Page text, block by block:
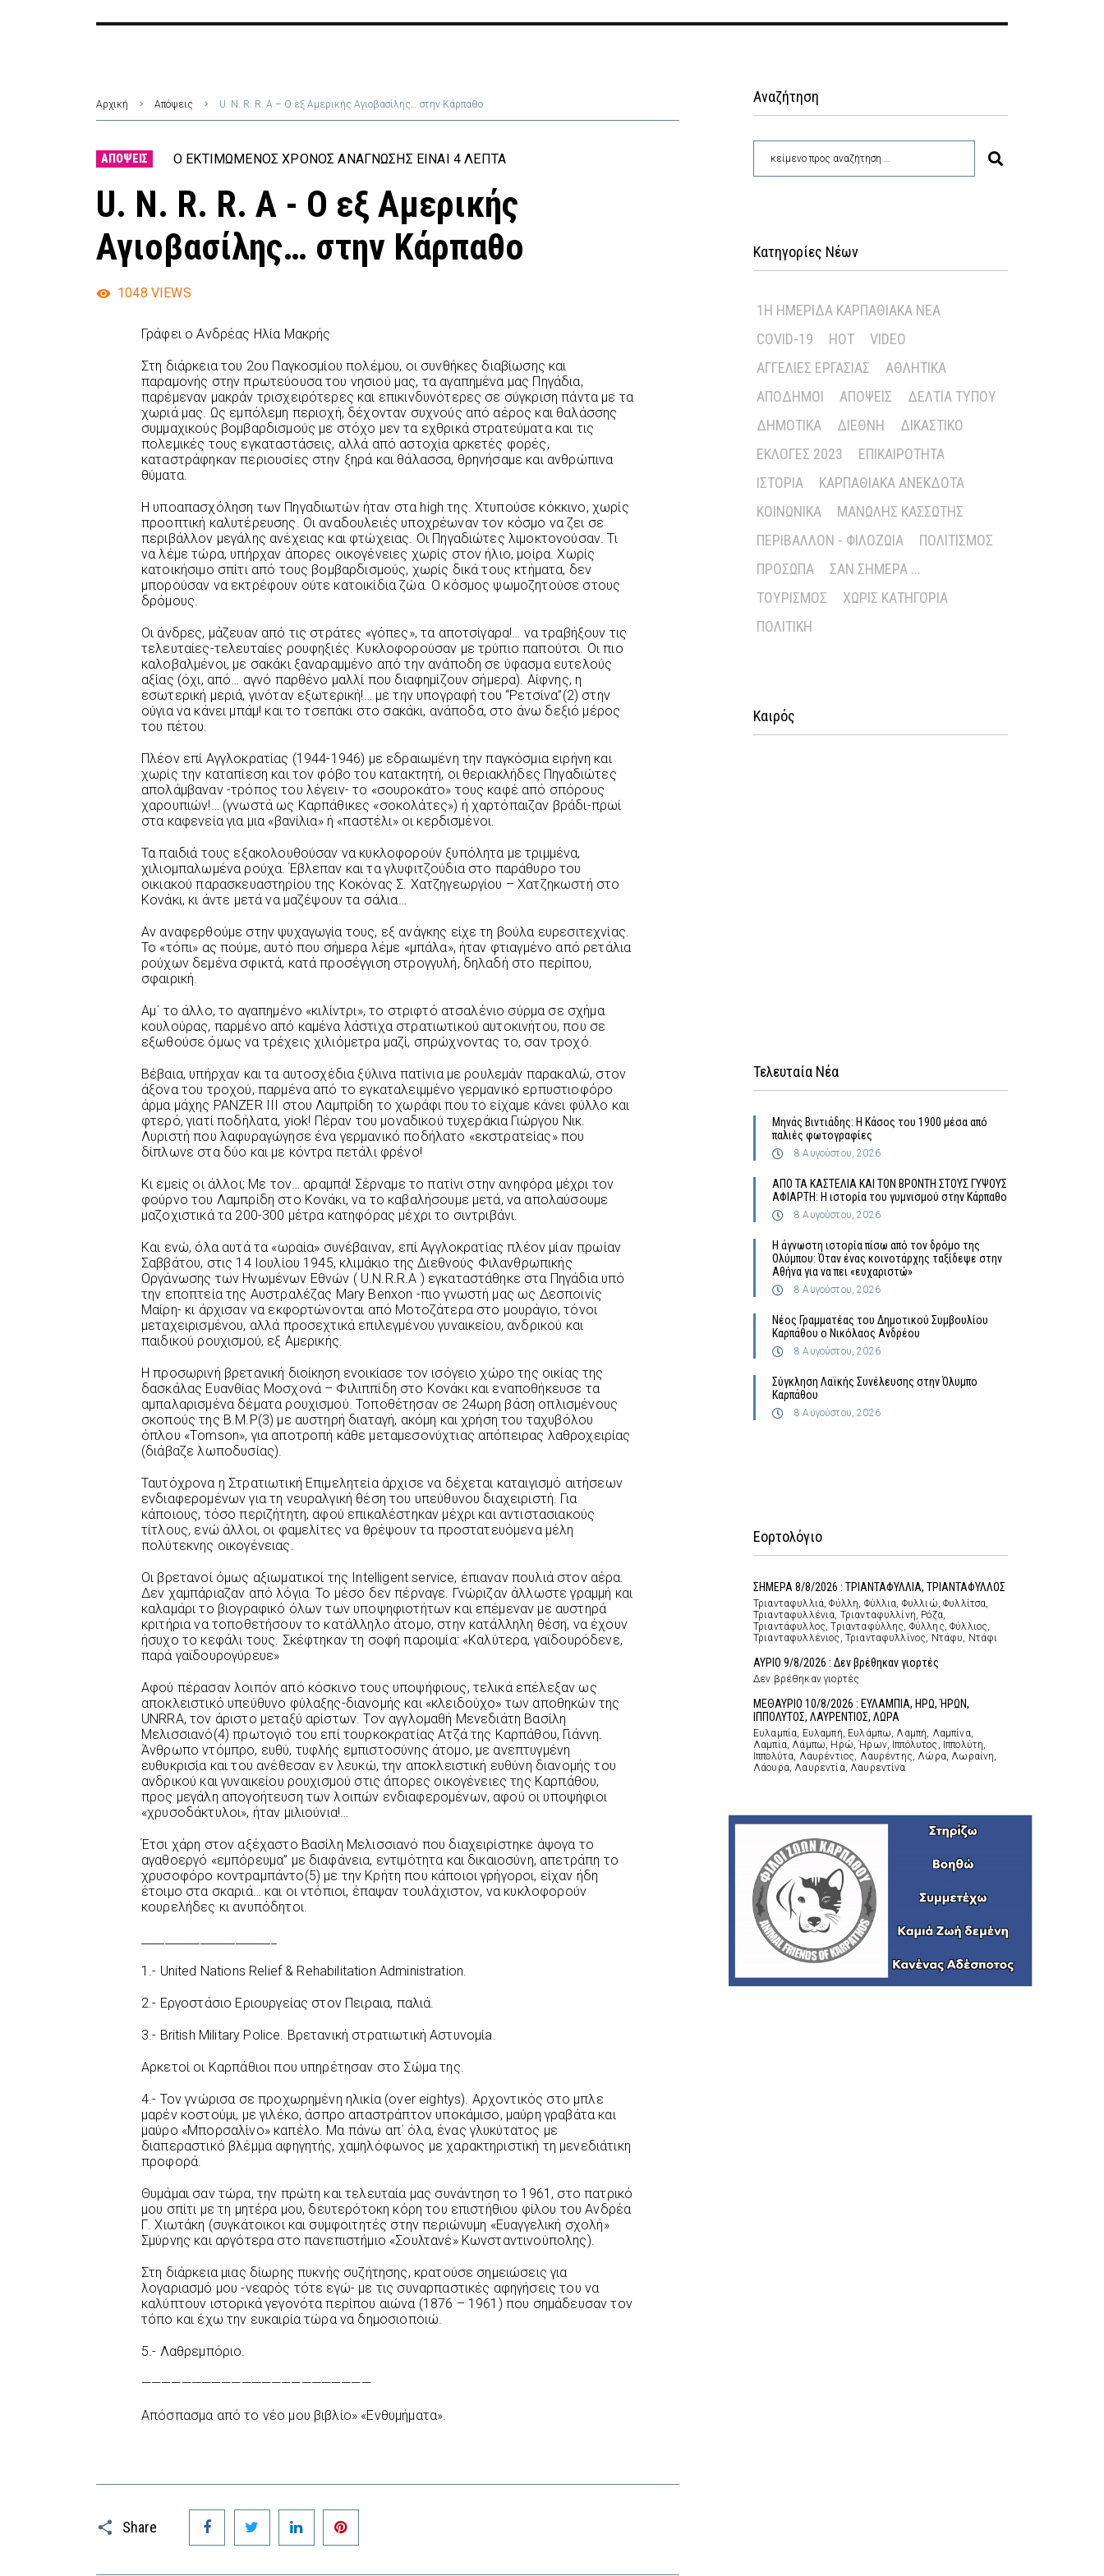
Αρχική Απόψεις U. Ν. R. R. Α – Ο εξ Αμερικής Αγιοβασίλης… στην Κάρπαθο
ΑΠΌΨΕΙΣ Ο ΕΚΤΙΜΏΜΕΝΟΣ ΧΡΌΝΟΣ ΑΝΆΓΝΩΣΗΣ ΕΊΝΑΙ 4 ΛΕΠΤΆ
U. Ν. R. R. Α - Ο εξ Αμερικής
Αγιοβασίλης… στην Κάρπαθο
1048 VIEWS
Γράφει ο Ανδρέας Ηλία Μακρής
Στη διάρκεια του 2ου Παγκοσμίου πολέμου, οι συνθήκες διαβίωσης και
παραμονής στην πρωτεύουσα του νησιού μας, τα αγαπημένα μας Πηγάδια,
παρέμεναν μακράν τρισχειρότερες και επικινδυνότερες σε σύγκριση πάντα με τα
χωριά μας. Ως εμπόλεμη περιοχή, δέχονταν συχνούς από αέρος και θαλάσσης
συμμαχικούς βομβαρδισμούς με στόχο μεν τα εχθρικά στρατεύματα και τις
πολεμικές τους εγκαταστάσεις, αλλά από αστοχία αρκετές φορές,
καταστράφηκαν περιουσίες στην ξηρά και θάλασσα, θρηνήσαμε και ανθρώπινα
θύματα.
Η υποαπασχόληση των Πηγαδιωτών ήταν στα high της. Χτυπούσε κόκκινο, χωρίς
προοπτική καλυτέρευσης. Οι αναδουλειές υποχρέωναν τον κόσμο να ζει σε
περιβάλλον μεγάλης ανέχειας και φτώχειας. Οι Πηγαδιώτες λιμοκτονούσαν. Τι
να λέμε τώρα, υπήρχαν άπορες οικογένειες χωρίς στον ήλιο, μοίρα. Χωρίς
κατοικήσιμο σπίτι από τους βομβαρδισμούς, χωρίς δικά τους κτήματα, δεν
μπορούσαν να εκτρέφουν ούτε κατοικίδια ζώα. Ο κόσμος ψωμοζητούσε στους
δρόμους.
Οι άνδρες, μάζευαν από τις στράτες «γόπες», τα αποτσίγαρα!… να τραβήξουν τις
τελευταίες-τελευταίες ρουφηξιές. Κυκλοφορούσαν με τρύπιο παπούτσι. Οι πιο
καλοβαλμένοι, με σακάκι ξαναραμμένο από την ανάποδη σε ύφασμα ευτελούς
αξίας (όχι, από… αγνό παρθένο μαλλί που διαφημίζουν σήμερα). Αίφνης, η
εσωτερική μεριά, γινόταν εξωτερική!… με την υπογραφή του “Ρετσίνα”(2) στην
ούγια να κάνει μπάμ! και το τσεπάκι στο σακάκι, ανάποδα, στο άνω δεξιό μέρος
του πέτου.
Πλέον επί Αγγλοκρατίας (1944-1946) με εδραιωμένη την παγκόσμια ειρήνη και
χωρίς την καταπίεση και τον φόβο του κατακτητή, οι θεριακλήδες Πηγαδιώτες
απολάμβαναν -τρόπος του λέγειν- το «σουροκάτο» τους καφέ από σπόρους
χαρουπιών!… (γνωστά ως Καρπάθικες «σοκολάτες») ή χαρτόπαιζαν βράδι-πρωί
στα καφενεία για μια «βανίλια» ή «παστέλι» οι κερδισμένοι.
Τα παιδιά τους εξακολουθούσαν να κυκλοφορούν ξυπόλητα με τριμμένα,
χιλιομπαλωμένα ρούχα. Έβλεπαν και τα γλυφιτζούδια στο παράθυρο του
οικιακού παρασκευαστηρίου της Κοκόνας Σ. Χατζηγεωργίου – Χατζηκωστή στο
Κονάκι, κι άντε μετά να μαζέψουν τα σάλια…
Αν αναφερθούμε στην ψυχαγωγία τους, εξ ανάγκης είχε τη βούλα ευρεσιτεχνίας.
Το «τόπι» ας πούμε, αυτό που σήμερα λέμε «μπάλα», ήταν φτιαγμένο από ρετάλια
ρούχων δεμένα σφικτά, κατά προσέγγιση στρογγυλή, δηλαδή στο περίπου,
σφαιρική.
Αμ΄ το άλλο, το αγαπημένο «κιλίντρι», το στριφτό ατσαλένιο σύρμα σε σχήμα
κουλούρας, παρμένο από καμένα λάστιχα στρατιωτικού αυτοκινήτου, που σε
εξωθούσε όμως να τρέχεις χιλιόμετρα μαζί, σπρώχνοντας το, σαν τροχό.
Βέβαια, υπήρχαν και τα αυτοσχέδια ξύλινα πατίνια με ρουλεμάν παρακαλώ, στον
άξονα του τροχού, παρμένα από το εγκαταλειμμένο γερμανικό ερπυστιοφόρο
άρμα μάχης PANZER III στου Λαμπρίδη το χωράφι που το είχαμε κάνει φύλλο και
φτερό, γιατί ποδήλατα, yiok! Πέραν του μοναδικού τυχεράκια Γιώργου Νικ.
Λυριστή που λαφυραγώγησε ένα γερμανικό ποδήλατο «εκστρατείας» που
δίπλωνε στα δύο και με κόντρα πετάλι φρένο!
Κι εμείς οι άλλοι; Με τον… αραμπά! Σέρναμε το πατίνι στην ανηφόρα μέχρι τον
φούρνο του Λαμπρίδη στο Κονάκι, να το καβαλήσουμε μετά, να απολαύσουμε
μαζοχιστικά τα 200-300 μέτρα κατηφόρας μέχρι το σιντριβάνι.
Και ενώ, όλα αυτά τα «ωραία» συνέβαιναν, επί Αγγλοκρατίας πλέον μίαν πρωίαν
Σαββάτου, στις 14 Ιουλίου 1945, κλιμάκιο της Διεθνούς Φιλανθρωπικής
Οργάνωσης των Ηνωμένων Εθνών ( U.N.R.R.A ) εγκαταστάθηκε στα Πηγάδια υπό
την εποπτεία της Αυστραλέζας Mary Benxon -πιο γνωστή μας ως Δεσποινίς
Μαίρη- κι άρχισαν να εκφορτώνονται από Μοτοζάτερα στο μουράγιο, τόνοι
μεταχειρισμένου, αλλά προσεχτικά επιλεγμένου γυναικείου, ανδρικού και
παιδικού ρουχισμού, εξ Αμερικής.
Η προσωρινή βρετανική διοίκηση ενοικίασε τον ισόγειο χώρο της οικίας της
δασκάλας Ευανθίας Μοσχονά – Φιλιππίδη στο Κονάκι και εναποθήκευσε τα
αμπαλαρισμένα δέματα ρουχισμού. Τοποθέτησαν σε 24ωρη βάση οπλισμένους
σκοπούς της Β.Μ.P(3) με αυστηρή διαταγή, ακόμη και χρήση του ταχυβόλου
όπλου «Τomson», για αποτροπή κάθε μεταμεσονύχτιας απόπειρας λαθροχειρίας
(διάβαζε λωποδυσίας).
Ταυτόχρονα η Στρατιωτική Επιμελητεία άρχισε να δέχεται καταιγισμό αιτήσεων
ενδιαφερομένων για τη νευραλγική θέση του υπεύθυνου διαχειριστή. Για
κάποιους, τόσο περιζήτητη, αφού επικαλέστηκαν μέχρι και αντιστασιακούς
τίτλους, ενώ άλλοι, οι φαμελίτες να θρέψουν τα προστατευόμενα μέλη
πολύτεκνης οικογένειας.
Οι βρετανοί όμως αξιωματικοί της Intelligent service, έπιαναν πουλιά στον αέρα.
Δεν χαμπάριαζαν από λόγια. Το μέσο δεν πέρναγε. Γνώριζαν άλλωστε γραμμή και
καλαμάρι το βιογραφικό όλων των υποψηφιοτήτων και επέμεναν με αυστηρά
κριτήρια να τοποθετήσουν το κατάλληλο άτομο, στην κατάλληλη θέση, να έχουν
ήσυχο το κεφάλι τους. Σκέφτηκαν τη σοφή παροιμία: «Καλύτερα, γαϊδουρόδενε,
παρά γαϊδουρογύρευε»
Aφού πέρασαν λοιπόν από κόσκινο τους υποψήφιους, τελικά επέλεξαν ως
αποκλειστικό υπεύθυνο φύλαξης-διανομής και «κλειδούχο» των αποθηκών της
UΝRRΑ, τον άριστο μεταξύ αρίστων. Τον αγγλομαθή Μενεδιάτη Βασίλη
Μελισσιανό(4) πρωτογιό του επί τουρκοκρατίας Ατζά της Καρπάθου, Γιάννη.
Άνθρωπο ντόμπρο, ευθύ, τυφλής εμπιστοσύνης άτομο, με ανεπτυγμένη
ευθυκρισία και του ανέθεσαν εν λευκώ, την αποκλειστική ευθύνη διανομής του
ανδρικού και γυναικείου ρουχισμού στις άπορες οικογένειες της Καρπάθου,
προς μεγάλη απογοήτευση των λοιπών ενδιαφερομένων, αφού οι υποψήφιοι
«χρυσοδάκτυλοι», ήταν μιλιούνια!…
Έτσι χάρη στον αξέχαστο Βασίλη Μελισσιανό που διαχειρίστηκε άψογα το
αγαθοεργό «εμπόρευμα” με διαφάνεια, εντιμότητα και δικαιοσύνη, απετράπη το
χρυσοφόρο κοντραμπάντο(5) με την Κρήτη που κάποιοι γρήγοροι, είχαν ήδη
έτοιμο στα σκαριά… και οι ντόπιοι, έπαψαν τουλάχιστον, να κυκλοφορούν
κουρελήδες κι ανυπόδητοι.
1.- United Nations Relief & Rehabilitation Administration.
2.- Εργοστάσιο Εριουργείας στον Πειραια, παλιά.
3.- British Military Police. Βρετανική στρατιωτική Αστυνομίa.
Αρκετοί οι Καρπάθιοι που υπηρέτησαν στο Σώμα της.
4.- Τον γνώρισα σε προχωρημένη ηλικία (over eightys). Αρχοντικός στο μπλε
μαρέν κοστούμι, με γιλέκο, άσπρο απαστράπτον υποκάμισο, μαύρη γραβάτα και
μαύρο «Μπορσαλίνο» καπέλο. Μα πάνω απ΄ όλα, ένας γλυκύτατος με
διαπεραστικό βλέμμα αφηγητής, χαμηλόφωνος με χαρακτηριστική τη μενεδιάτικη
προφορά.
Θυμάμαι σαν τώρα, την πρώτη και τελευταία μας συνάντηση το 1961, στο πατρικό
μου σπίτι με τη μητέρα μου, δευτερότοκη κόρη του επιστήθιου φίλου του Ανδρέα
Γ. Χιωτάκη (συγκάτοικοι και συμφοιτητές στην περιώνυμη «Ευαγγελική σχολή»
Σμύρνης και αργότερα στο πανεπιστήμιο «Σουλτανέ» Κωνσταντινούπολης).
Στη διάρκεια μιας δίωρης πυκνής συζήτησης, κρατούσε σημειώσεις για
λογαριασμό μου -νεαρός τότε εγώ- με τις συναρπαστικές αφηγήσεις του να
καλύπτουν ιστορικά γεγονότα περίπου αιώνα (1876 – 1961) που σημάδευσαν τον
τόπο και έχω την ευκαιρία τώρα να δημοσιοποιώ.
5.- Λαθρεμπόριο.
———————————————————————
Απόσπασμα από το νέο μου βιβλίο» «Ενθυμήματα».
Share
Facebook Twitter LinkedIn
Αναζήτηση
Κατηγορίες Νέων
1Η ΗΜΕΡΊΔΑ ΚΑΡΠΑΘΙΑΚΆ ΝΈΑ
COVID-19
HOT
VIDEO
ΑΓΓΕΛΊΕΣ ΕΡΓΑΣΊΑΣ
ΑΘΛΗΤΙΚΆ
ΑΠΌΔΗΜΟΙ
ΑΠΌΨΕΙΣ
ΔΕΛΤΊΑ ΤΎΠΟΥ
ΔΗΜΟΤΙΚΆ
ΔΙΕΘΝΉ
ΔΙΚΑΣΤΙΚΌ
ΕΚΛΟΓΈΣ 2023
ΕΠΙΚΑΙΡΌΤΗΤΑ
ΙΣΤΟΡΊΑ
ΚΑΡΠΑΘΙΑΚΆ ΑΝΈΚΔΟΤΑ
ΚΟΙΝΩΝΙΚΆ
ΜΑΝΏΛΗΣ ΚΑΣΣΏΤΗΣ
ΠΕΡΙΒΆΛΛΟΝ - ΦΙΛΟΖΩΊΑ
ΠΟΛΙΤΙΣΜΌΣ
ΠΡΌΣΩΠΑ
ΣΑΝ ΣΉΜΕΡΑ ...
ΤΟΥΡΙΣΜΌΣ
ΧΩΡΊΣ ΚΑΤΗΓΟΡΊΑ
ΠΟΛΙΤΙΚΉ
Καιρός
Τελευταία Νέα
Μηνάς Βιντιάδης: Η Κάσος του 1900 μέσα από
παλιές φωτογραφίες
8 Αυγούστου, 2026
ΑΠΟ ΤΑ ΚΑΣΤΕΛΙΑ ΚΑΙ ΤΟΝ ΒΡΟΝΤΗ ΣΤΟΥΣ ΓΥΨΟΥΣ
ΑΦΙΑΡΤΗ: Η ιστορία του γυμνισμού στην Κάρπαθο
8 Αυγούστου, 2026
Η άγνωστη ιστορία πίσω από τον δρόμο της
Ολύμπου: Όταν ένας κοινοτάρχης ταξίδεψε στην
Αθήνα για να πει «ευχαριστώ»
8 Αυγούστου, 2026
Νέος Γραμματέας του Δημοτικού Συμβουλίου
Καρπάθου ο Νικόλαος Ανδρέου
8 Αυγούστου, 2026
Σύγκληση Λαϊκής Συνέλευσης στην Όλυμπο
Καρπάθου
8 Αυγούστου, 2026
Εορτολόγιο
ΣΗΜΕΡΑ 8/8/2026 : ΤΡΙΑΝΤΑΦΥΛΛΙΑ, ΤΡΙΑΝΤΑΦΥΛΛΟΣ
Τριανταφυλλιά, Φύλλη, Φύλλια, Φυλλιώ, Φυλλίτσα,
Τριανταφυλλένια, Τριανταφυλλίνη, Ρόζα,
Τριαντάφυλλος, Τριανταφύλλης, Φύλλης, Φύλλιος,
Τριανταφυλλένιος, Τριανταφυλλίνος, Ντάφυ, Ντάφι
ΑΥΡΙΟ 9/8/2026 : Δεν βρέθηκαν γιορτές
Δεν βρέθηκαν γιορτές
ΜΕΘΑΥΡΙΟ 10/8/2026 : ΕΥΛΑΜΠΙΑ, ΗΡΩ, ΉΡΩΝ,
ΙΠΠΟΛΥΤΟΣ, ΛΑΥΡΕΝΤΙΟΣ, ΛΩΡΑ
Ευλαμπία, Ευλαμπή, Ευλάμπω, Λαμπή, Λαμπίνα,
Λαμπία, Λάμπω, Ηρώ, Ήρων, Ιππόλυτος, Ιππολύτη,
Ιππολύτα, Λαυρέντιος, Λαυρέντης, Λώρα, Λωραίνη,
Λάουρα, Λαυρεντία, Λαυρεντίνα